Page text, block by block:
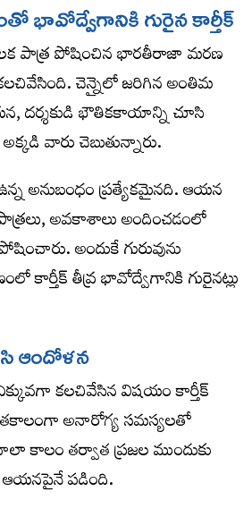
భావోద్వేగానికి గురైన కార్తీక్
పాత్ర పోషించిన భారతీరాజా మరణ
కలచివేసింది. చెన్నైలో జరిగిన అంతిమ
దర్శకుడి భౌతికకాయాన్ని చూసి
వారు చెబుతున్నారు.
అనుబంధం ప్రత్యేకమైనది. ఆయన
అవకాశాలు అందించడంలో
అందుకే గురువును
కార్తీక్ తీవ్ర భావోద్వేగానికి గురైనట్లు
ఆందోళన
కలచివేసిన విషయం కార్తీక్
అనారోగ్య సమస్యలతో
కాలం తర్వాత ప్రజల ముందుకు
ఆయనపైనే పడింది.